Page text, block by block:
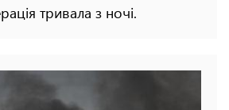
тривала з ночі.